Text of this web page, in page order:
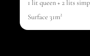
1 lit queen + 2 lits
Surface 31m²